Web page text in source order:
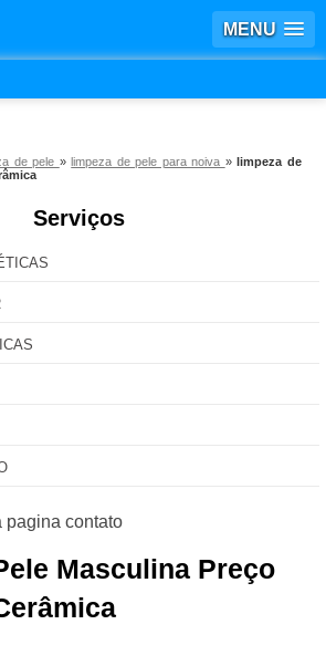
MENU
de pele »limpeza de pele para noiva »limpeza de
Serviços
Masculina Preço